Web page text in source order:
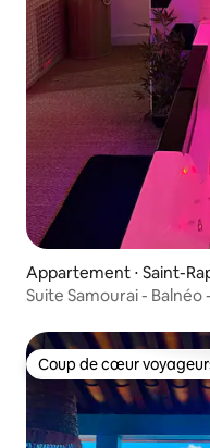
Appartement ⋅ Saint-
Suite Samourai - Balnéo
Coup de cœur
Coup de cœur